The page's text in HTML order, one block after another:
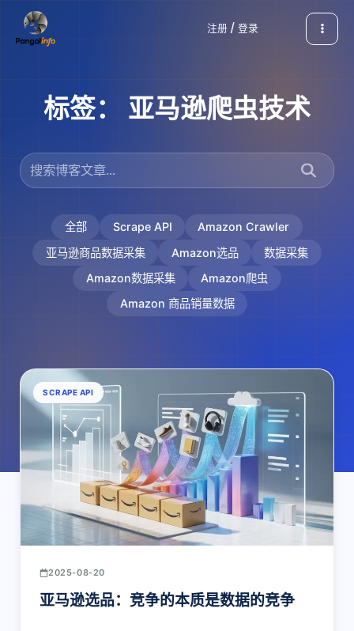
注册 / 登录
标签： 亚马逊爬虫技术
全部 Scrape API
Amazon Crawler
亚马逊商品数据采集
Amazon选品
数据采集
Amazon数据采集
Amazon爬虫
Amazon 商品销量数据
SCRAPE API
2025-08-20
亚马逊选品：竞争的本质是数据的竞争